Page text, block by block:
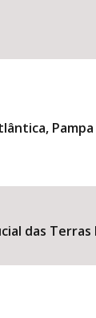
das Terras